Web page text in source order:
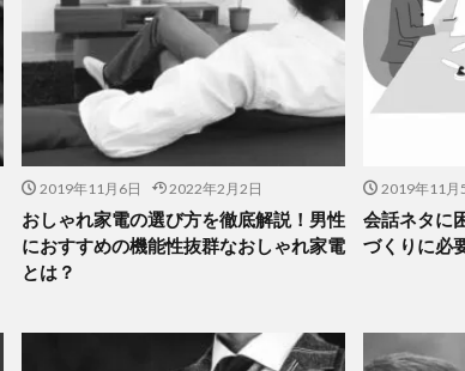
2019年11月6日 2022年2月2日
おしゃれ家電の選び方を徹底解説！男性
におすすめの機能性抜群なおしゃれ家電
とは？
2019年11月
会話ネタに
づくりに必